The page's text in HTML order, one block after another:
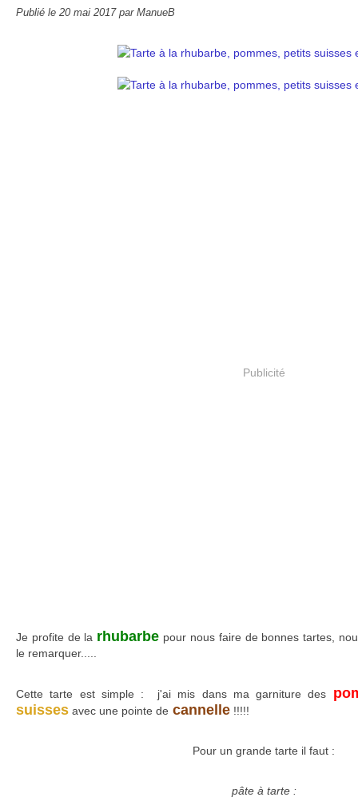
Publié le 20 mai 2017 par ManueB
Publicité
Je profite de la rhubarbe pour nous faire de bonnes tartes,
le remarquer.....
Cette tarte est simple : j'ai mis dans ma garniture des
suisses avec une pointe de cannelle !!!!!
Pour un grande tarte il faut :
pâte à tarte :